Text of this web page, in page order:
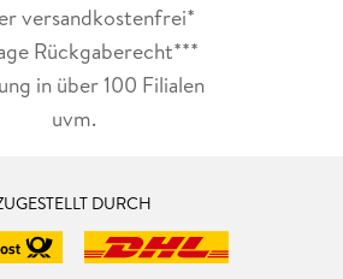
versandkostenfrei*
Rückgaberecht***
in über 100 Filialen
uvm.
DURCH